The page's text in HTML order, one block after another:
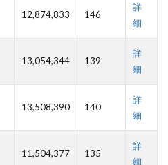
12,874,833 146
詳
細
13,054,344 139
詳
細
13,508,390 140
詳
細
11,504,377 135
詳
細